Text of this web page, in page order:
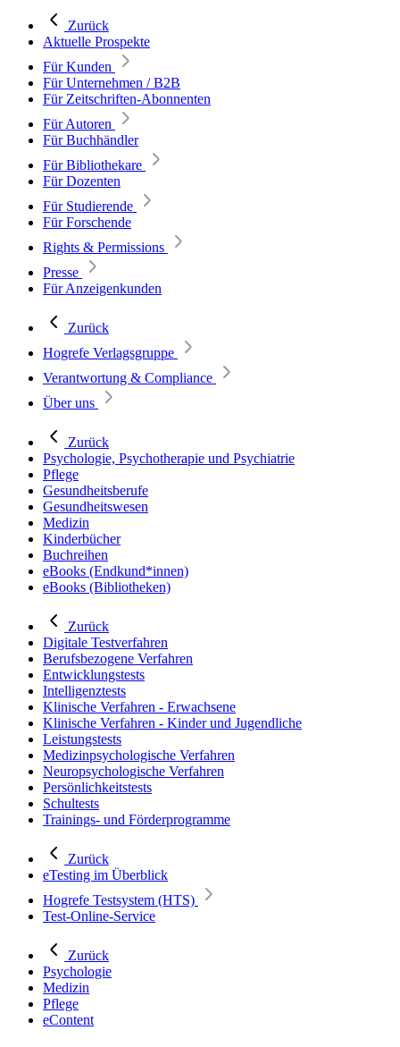
Zurück
Aktuelle Prospekte
Für Kunden
Für Unternehmen / B2B
Für Zeitschriften-Abonnenten
Für Autoren
Für Buchhändler
Für Bibliothekare
Für Dozenten
Für Studierende
Für Forschende
Rights & Permissions
Presse
Für Anzeigenkunden
Zurück
Hogrefe Verlagsgruppe
Verantwortung & Compliance
Über uns
Zurück
Psychologie, Psychotherapie und Psychiatrie
Pflege
Gesundheitsberufe
Gesundheitswesen
Medizin
Kinderbücher
Buchreihen
eBooks (Endkund*innen)
eBooks (Bibliotheken)
Zurück
Digitale Testverfahren
Berufsbezogene Verfahren
Entwicklungstests
Intelligenztests
Klinische Verfahren - Erwachsene
Klinische Verfahren - Kinder und Jugendliche
Leistungstests
Medizinpsychologische Verfahren
Neuropsychologische Verfahren
Persönlichkeitstests
Schultests
Trainings- und Förderprogramme
Zurück
eTesting im Überblick
Hogrefe Testsystem (HTS)
Test-Online-Service
Zurück
Psychologie
Medizin
Pflege
eContent